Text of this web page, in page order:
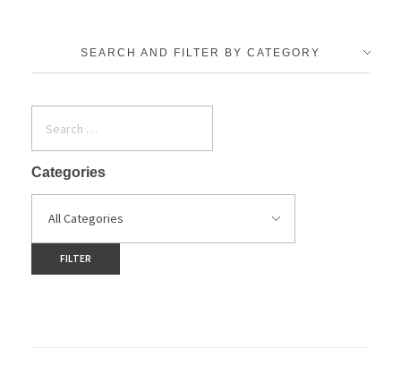
SEARCH AND FILTER BY CATEGORY
Categories